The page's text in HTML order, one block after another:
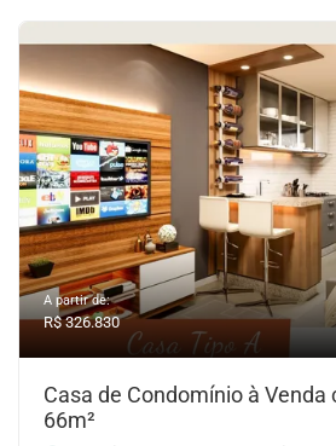
A partir de:
R$ 326.830
Casa de Condomínio à Venda
66m²